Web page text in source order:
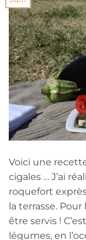
Voici une
cigales … J’ai
roquefort
la terrasse.
être servis !
légumes, en